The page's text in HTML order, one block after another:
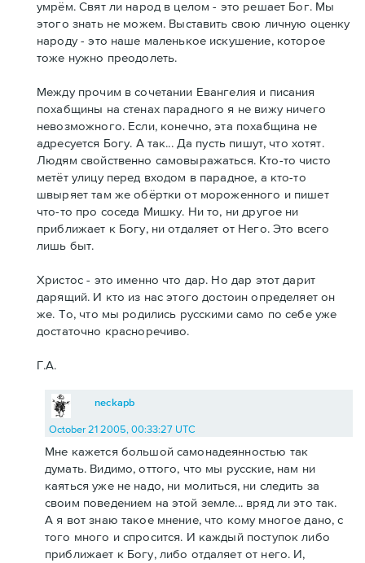
умрём. Свят ли народ в целом - это решает Бог. Мы
этого знать не можем. Выставить свою личную оценку
народу - это наше маленькое искушение, которое
тоже нужно преодолеть.
Между прочим в сочетании Евангелия и писания
похабщины на стенах парадного я не вижу ничего
невозможного. Если, конечно, эта похабщина не
адресуется Богу. А так... Да пусть пишут, что хотят.
Людям свойственно самовыражаться. Кто-то чисто
метёт улицу перед входом в парадное, а кто-то
швыряет там же обёртки от мороженного и пишет
что-то про соседа Мишку. Ни то, ни другое ни
приближает к Богу, ни отдаляет от Него. Это всего
лишь быт.
Христос - это именно что дар. Но дар этот дарит
дарящий. И кто из нас этого достоин определяет он
же. То, что мы родились русскими само по себе уже
достаточно красноречиво.
Г.А.
neckapb
October 21 2005, 00:33:27 UTC
Мне кажется большой самонадеянностью так
думать. Видимо, оттого, что мы русские, нам ни
каяться уже не надо, ни молиться, ни следить за
своим поведением на этой земле... вряд ли это так.
А я вот знаю такое мнение, что кому многое дано, с
того много и спросится. И каждый поступок либо
приближает к Богу, либо отдаляет от него. И,